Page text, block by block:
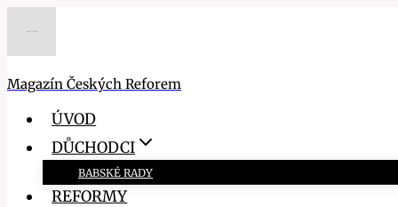
Magazín Českých Reforem
ÚVOD
DŮCHODCI
BABSKÉ RADY
REFORMY